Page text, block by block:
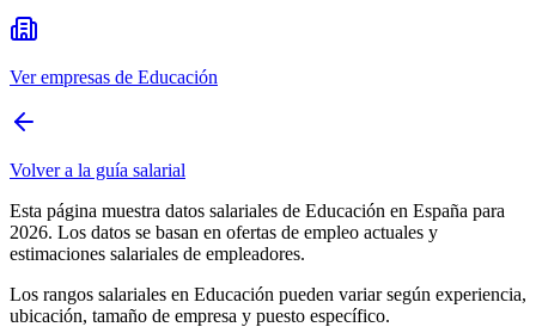
Ver empresas de Educación
Volver a la guía salarial
Esta página muestra datos salariales de Educación en España para
2026. Los datos se basan en ofertas de empleo actuales y
estimaciones salariales de empleadores.
Los rangos salariales en Educación pueden variar según experiencia,
ubicación, tamaño de empresa y puesto específico.